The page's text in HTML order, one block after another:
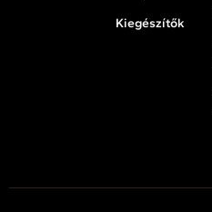
Kiegészítők